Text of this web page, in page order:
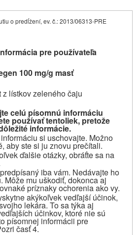
o predĺžení, ev. č.: 2013/06313-PRE
pre používateľa
100 mg/g masť
z lístkov zeleného čaju
celú písomnú informáciu
používaťtentoliek, pretože
informácie.
si uschovajte. Možno
aby ste si ju znovu prečítali.
ďalšie otázky, obráťte sa na
iba vám. Nedávajte ho
Môže mu uškodiť, dokonca aj
príznaky ochorenia ako vy.
akýkoľvek vedľajší účinok,
lekára. To sa týka aj
účinkov, ktoré nie sú
písomnej informácii pre
časť 4.